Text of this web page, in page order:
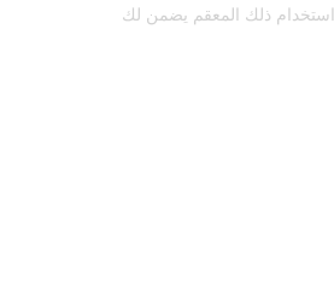
استخدام ذلك المعقم يضمن لك